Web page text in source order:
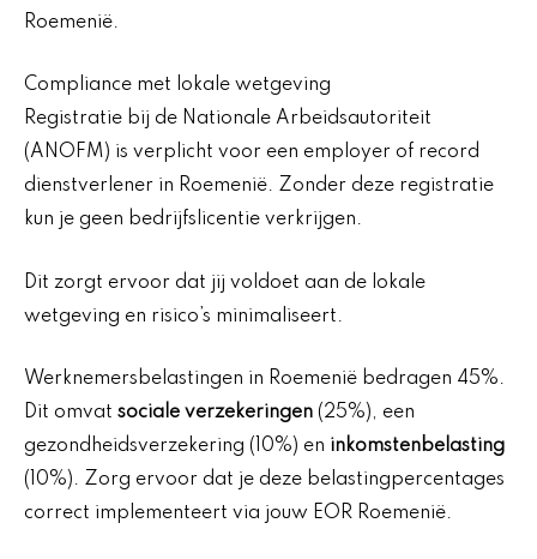
Roemenië.
Compliance met lokale wetgeving
Registratie bij de Nationale Arbeidsautoriteit
(ANOFM) is verplicht voor een employer of record
dienstverlener in Roemenië. Zonder deze registratie
kun je geen bedrijfslicentie verkrijgen.
Dit zorgt ervoor dat jij voldoet aan de lokale
wetgeving en risico’s minimaliseert.
Werknemersbelastingen in Roemenië bedragen 45%.
Dit omvat sociale verzekeringen (25%), een
gezondheidsverzekering (10%) en inkomstenbelasting
(10%). Zorg ervoor dat je deze belastingpercentages
correct implementeert via jouw EOR Roemenië.